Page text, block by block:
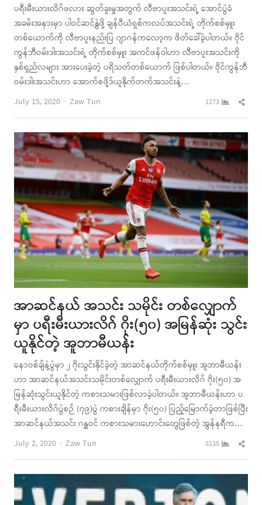
ပရီးမီးယားလိဂ်ဖလား ဆွတ်ခူးမှုအတွက် လီဗာပူးအသင်းရဲ့ အောင်ပွဲခံ
အခမ်းအနားမှာ ပါဝင်ဆင်နွှဲဖို့ ချန်ပီယံရှစ်ကလပ်အသင်းရဲ့ တိုက်စစ်မှူး
တစ်ယောက်ကို လီဗာပူးနည်းပြ ဂျာဂန်ကလော့က ဖိတ်ခေါ်ခဲ့ပါတယ်။ ဝိုင်
ကွန်ဘီဝမ်းဒါးအသင်းရဲ့ တိုက်စစ်မှူး အကင်ဖန်ဝါဟာ လီဗာပူးအသင်းကို
နှစ်ရှည်လများ အားပေးခဲ့တဲ့ ပရိသတ်တစ်ယောက် ဖြစ်ပါတယ်။ ဝိုင်ကွန်ဘီ
ဝမ်းဒါးအသင်းဟာ အောက်စဖို့ဒ်ယူနိုက်တက်အသင်းနဲ့…
July 15, 2020
Author
Zaw Tun 1273
အာဆင်နယ် အသင်း သမိုင်း တစ်လျှောက်
မှာ ပရီးမီးယားလိဂ် ဂိုး(၅၀) အမြန်ဆုံး သွင်း
ယူနိုင်တဲ့ အူဘာမီယန်း
နောဝစ်ချ်နဲ့ပွဲမှာ ၂ ဂိုးသွင်းနိုင်ခဲ့တဲ့ အာဆင်နယ်တိုက်စစ်မှူး အူဘာမီယန်း
ဟာ အာဆင်နယ်အသင်းသမိုင်းတစ်လျှောက် ပရီးမီးယားလိဂ် ဂိုး(၅၀) အ
မြန်ဆုံးသွင်းယူနိုင်တဲ့ ကစားသမားဖြစ်လာခဲ့ပါတယ်။ အူဘာမီယန်းဟာ ပ
ရီးမီးယားလိဂ်ပွဲစဉ် (၇၉)ပွဲ ကစားချိန်မှာ ဂိုး(၅၀) ပြည့်မြောက်ခဲ့တာဖြစ်ပြီး
အာဆင်နယ်အသင်း ဂန္ထဝင် ကစားသမားဟောင်းတွေဖြစ်တဲ့ အွန်နရီက…
July 2, 2020
Author
Zaw Tun 8135